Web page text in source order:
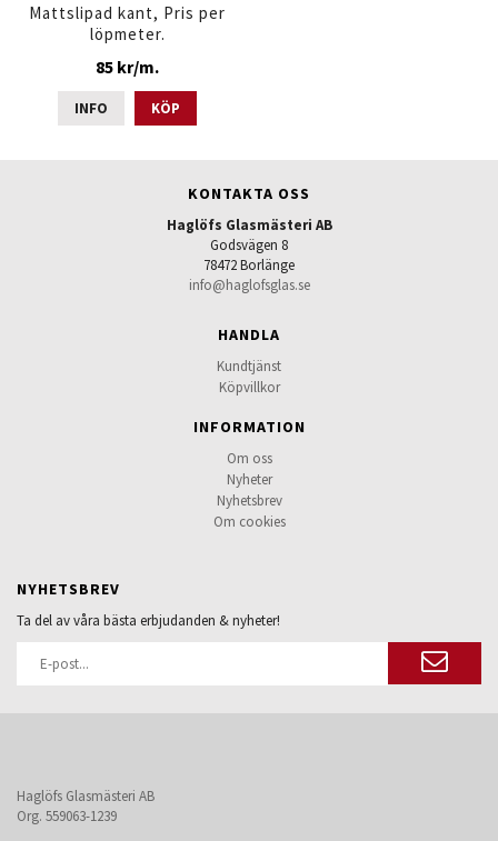
Mattslipad kant, Pris per
löpmeter.
85 kr/m.
INFO KÖP
KONTAKTA OSS
Haglöfs Glasmästeri AB
Godsvägen 8
78472 Borlänge
info@haglofsglas.se
HANDLA
Kundtjänst
Köpvillkor
INFORMATION
Om oss
Nyheter
Nyhetsbrev
Om cookies
NYHETSBREV
Ta del av våra bästa erbjudanden & nyheter!
Haglöfs Glasmästeri AB
Org. 559063-1239